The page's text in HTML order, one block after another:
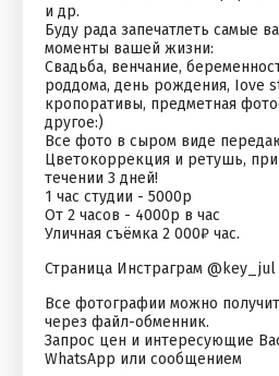
и дp.
Буду рада запечатлеть самые
моменты вашей жизни:
Свадьба, венчание,
роддома, день рождения, Iоvе
кропоративы, предметная
другое:)
Все фото в сыром виде
Цветокоррекция и ретушь,
течении 3 дней!
1 час студии - 5000р
От 2 часов - 4000р в час
Уличная съёмка 2 000₽ час.
Страница Инстраграм @key_jul
Все фотографии можно
через файл-обменник.
Запрос цен и интересующие
WhаtsАрр или сообщением